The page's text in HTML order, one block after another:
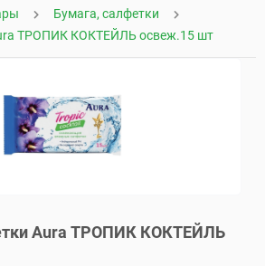
Бумага, салфетки
ТРОПИК КОКТЕЙЛЬ освеж.15 шт
Aura ТРОПИК КОКТЕЙЛЬ